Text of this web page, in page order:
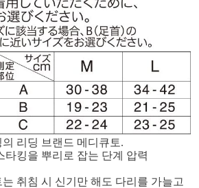
리딩 브랜드 메디큐토.
타킹을 뿌리로 잡는 단계 압력
취침 시 신기만 해도 다리를 가늘고